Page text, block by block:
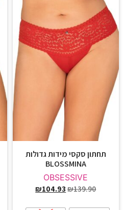
תחתון סקסי מידות גדולות
BLOSSMINA
OBSESSIVE
₪139.90
₪104.93